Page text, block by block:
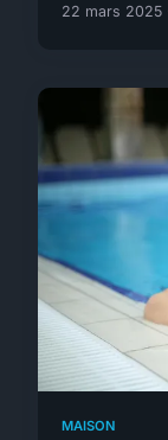
22 mars 2025
MAISON